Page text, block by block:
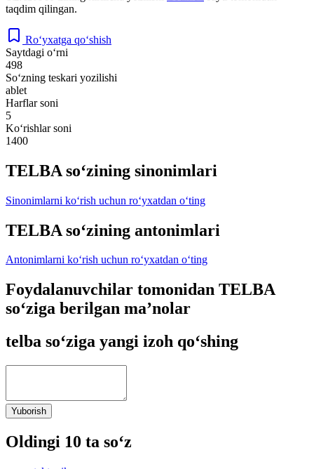
taqdim qilingan.
Ro‘yxatga qo‘shish
Saytdagi o‘rni
498
So‘zning teskari yozilishi
ablet
Harflar soni
5
Ko‘rishlar soni
1400
TELBA so‘zining sinonimlari
Sinonimlarni ko‘rish uchun ro‘yxatdan o‘ting
TELBA so‘zining antonimlari
Antonimlarni ko‘rish uchun ro‘yxatdan o‘ting
Foydalanuvchilar tomonidan TELBA
so‘ziga berilgan ma’nolar
telba so‘ziga yangi izoh qo‘shing
Yuborish
Oldingi 10 ta so‘z